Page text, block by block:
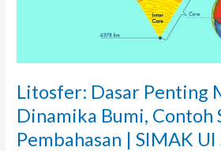
Litosfer: Dasar Penting
Dinamika Bumi, Contoh
Pembahasan | SIMAK UI
UI
SOSHUM